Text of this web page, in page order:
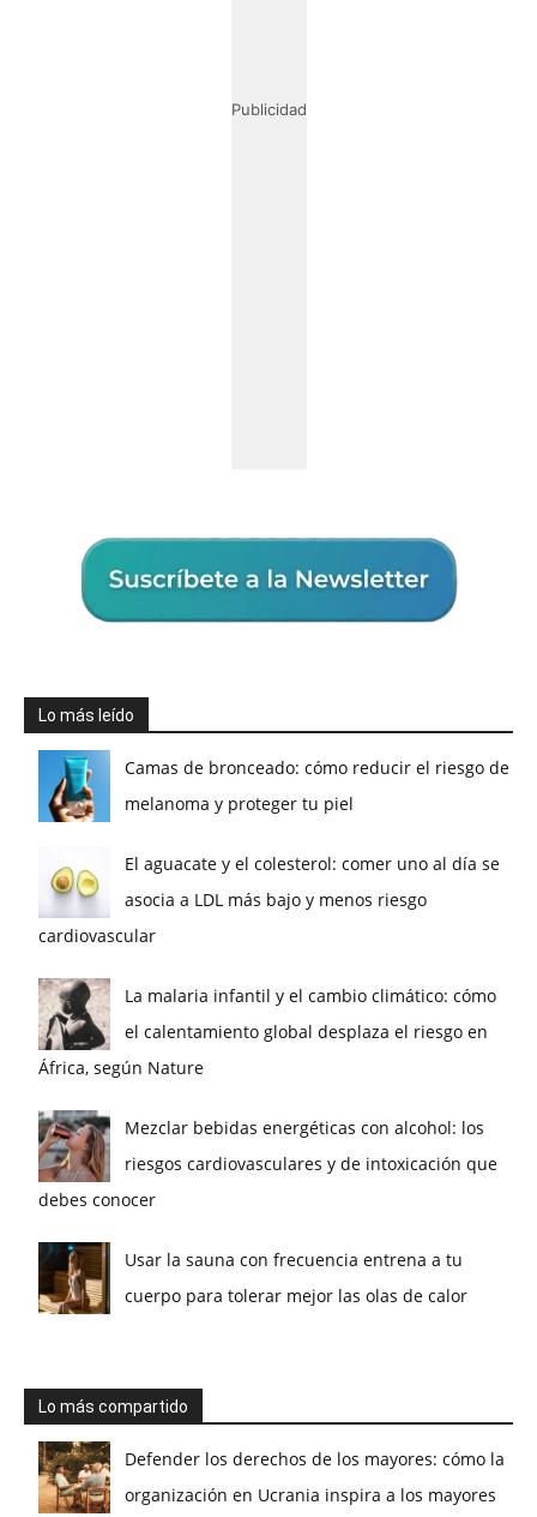
Publicidad
Lo más leído
Camas de bronceado: cómo reducir el riesgo de
melanoma y proteger tu piel
El aguacate y el colesterol: comer uno al día se
asocia a LDL más bajo y menos riesgo
cardiovascular
La malaria infantil y el cambio climático: cómo
el calentamiento global desplaza el riesgo en
África, según Nature
Mezclar bebidas energéticas con alcohol: los
riesgos cardiovasculares y de intoxicación que
debes conocer
Usar la sauna con frecuencia entrena a tu
cuerpo para tolerar mejor las olas de calor
Lo más compartido
Defender los derechos de los mayores: cómo la
organización en Ucrania inspira a los mayores